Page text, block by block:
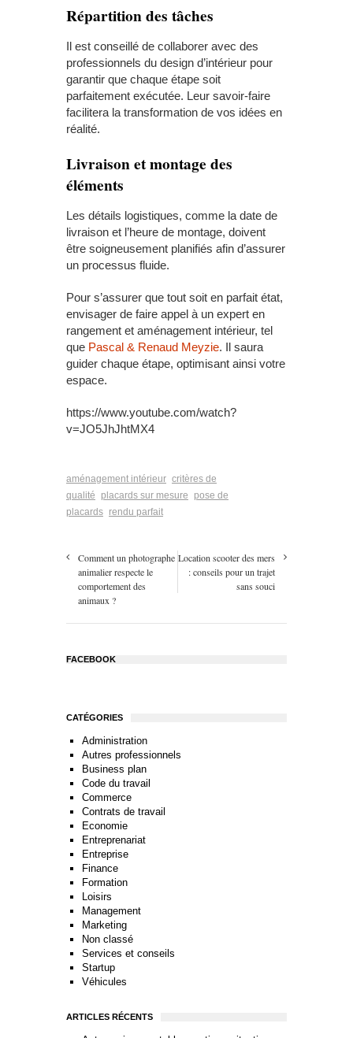
Répartition des tâches
Il est conseillé de collaborer avec des
professionnels du design d’intérieur pour
garantir que chaque étape soit
parfaitement exécutée. Leur savoir-faire
facilitera la transformation de vos idées en
réalité.
Livraison et montage des
éléments
Les détails logistiques, comme la date de
livraison et l’heure de montage, doivent
être soigneusement planifiés afin d’assurer
un processus fluide.
Pour s’assurer que tout soit en parfait état,
envisager de faire appel à un expert en
rangement et aménagement intérieur, tel
que Pascal & Renaud Meyzie. Il saura
guider chaque étape, optimisant ainsi votre
espace.
https://www.youtube.com/watch?
v=JO5JhJhtMX4
aménagement intérieur critères de
qualité
placards sur mesure
pose de
placards rendu parfait
Comment un photographe
animalier respecte le
comportement des
animaux ?
Location scooter des mers
: conseils pour un trajet
sans souci
FACEBOOK
CATÉGORIES
Administration
Autres professionnels
Business plan
Code du travail
Commerce
Contrats de travail
Economie
Entreprenariat
Entreprise
Finance
Formation
Loisirs
Management
Marketing
Non classé
Services et conseils
Startup
Véhicules
ARTICLES RÉCENTS